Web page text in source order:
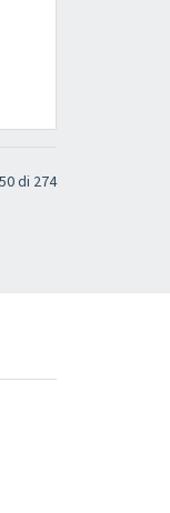
di 274